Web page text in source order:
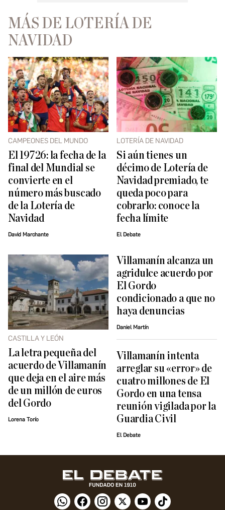
MÁS DE LOTERÍA DE
NAVIDAD
CAMPEONES DEL MUNDO
El 19726: la fecha de la
final del Mundial se
convierte en el
número más buscado
de la Lotería de
Navidad
David Marchante
LOTERÍA DE NAVIDAD
Si aún tienes un
décimo de Lotería de
Navidad premiado, te
queda poco para
cobrarlo: conoce la
fecha límite
El Debate
CASTILLA Y LEÓN
La letra pequeña del
acuerdo de Villamanín
que deja en el aire más
de un millón de euros
del Gordo
Lorena Torío
Villamanín alcanza un
agridulce acuerdo por
El Gordo
condicionado a que no
haya denuncias
Daniel Martín
Villamanín intenta
arreglar su «error» de
cuatro millones de El
Gordo en una tensa
reunión vigilada por la
Guardia Civil
El Debate